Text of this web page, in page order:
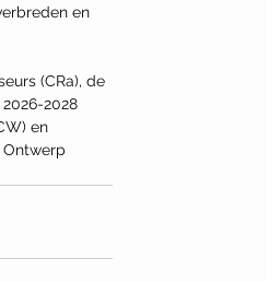
en
(CRa), de
2028
en
Ontwerp